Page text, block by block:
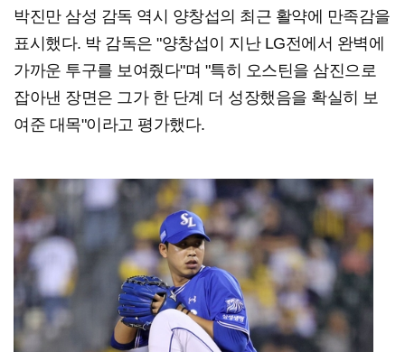
박진만 삼성 감독 역시 양창섭의 최근 활약에 만족감을
표시했다. 박 감독은 "양창섭이 지난 LG전에서 완벽에
가까운 투구를 보여줬다"며 "특히 오스틴을 삼진으로
잡아낸 장면은 그가 한 단계 더 성장했음을 확실히 보
여준 대목"이라고 평가했다.